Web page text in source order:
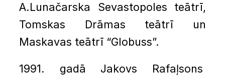
A.Lunačarska Sevastopoles teātrī,
Tomskas Drāmas teātrī un
Maskavas teātrī “Globuss”.
1991. gadā Jakovs Rafaļsons